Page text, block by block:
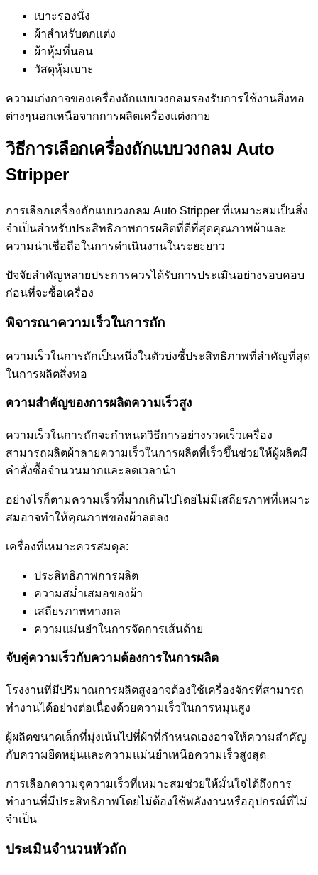
เบาะรองนั่ง
ผ้าสำหรับตกแต่ง
ผ้าหุ้มที่นอน
วัสดุหุ้มเบาะ
ความเก่งกาจของเครื่องถักแบบวงกลมรองรับการใช้งานสิ่งทอ
ต่างๆนอกเหนือจากการผลิตเครื่องแต่งกาย
วิธีการเลือกเครื่องถักแบบวงกลม Auto
Stripper
การเลือกเครื่องถักแบบวงกลม Auto Stripper ที่เหมาะสมเป็นสิ่ง
จำเป็นสำหรับประสิทธิภาพการผลิตที่ดีที่สุดคุณภาพผ้าและ
ความน่าเชื่อถือในการดำเนินงานในระยะยาว
ปัจจัยสำคัญหลายประการควรได้รับการประเมินอย่างรอบคอบ
ก่อนที่จะซื้อเครื่อง
พิจารณาความเร็วในการถัก
ความเร็วในการถักเป็นหนึ่งในตัวบ่งชี้ประสิทธิภาพที่สำคัญที่สุด
ในการผลิตสิ่งทอ
ความสำคัญของการผลิตความเร็วสูง
ความเร็วในการถักจะกำหนดวิธีการอย่างรวดเร็วเครื่อง
สามารถผลิตผ้าลายความเร็วในการผลิตที่เร็วขึ้นช่วยให้ผู้ผลิตมี
คำสั่งซื้อจำนวนมากและลดเวลานำ
อย่างไรก็ตามความเร็วที่มากเกินไปโดยไม่มีเสถียรภาพที่เหมาะ
สมอาจทำให้คุณภาพของผ้าลดลง
เครื่องที่เหมาะควรสมดุล:
ประสิทธิภาพการผลิต
ความสม่ำเสมอของผ้า
เสถียรภาพทางกล
ความแม่นยำในการจัดการเส้นด้าย
จับคู่ความเร็วกับความต้องการในการผลิต
โรงงานที่มีปริมาณการผลิตสูงอาจต้องใช้เครื่องจักรที่สามารถ
ทำงานได้อย่างต่อเนื่องด้วยความเร็วในการหมุนสูง
ผู้ผลิตขนาดเล็กที่มุ่งเน้นไปที่ผ้าที่กำหนดเองอาจให้ความสำคัญ
กับความยืดหยุ่นและความแม่นยำเหนือความเร็วสูงสุด
การเลือกความจุความเร็วที่เหมาะสมช่วยให้มั่นใจได้ถึงการ
ทำงานที่มีประสิทธิภาพโดยไม่ต้องใช้พลังงานหรืออุปกรณ์ที่ไม่
จำเป็น
ประเมินจำนวนหัวถัก